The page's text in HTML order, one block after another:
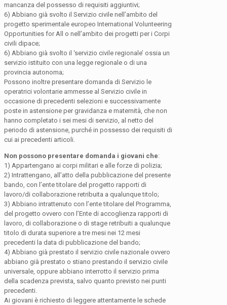
mancanza del possesso di requisiti aggiuntivi;
6) Abbiano già svolto il Servizio civile nell’ambito del
progetto sperimentale europeo International Volunteering
Opportunities for All o nell’ambito dei progetti per i Corpi
civili dipace;
6) Abbiano già svolto il ‘servizio civile regionale’ ossia un
servizio istituito con una legge regionale o di una
provincia autonoma;
Possono inoltre presentare domanda di Servizio le
operatrici volontarie ammesse al Servizio civile in
occasione di precedenti selezioni e successivamente
poste in astensione per gravidanza e maternità, che non
hanno completato i sei mesi di servizio, al netto del
periodo di astensione, purché in possesso dei requisiti di
cui ai precedenti articoli.
Non possono presentare domanda i giovani che:
1) Appartengano ai corpi militari e alle forze di polizia;
2) Intrattengano, all’atto della pubblicazione del presente
bando, con l’ente titolare del progetto rapporti di
lavoro/di collaborazione retribuita a qualunque titolo;
3) Abbiano intrattenuto con l’ente titolare del Programma,
del progetto ovvero con l’Ente di accoglienza rapporti di
lavoro, di collaborazione o di stage retribuiti a qualunque
titolo di durata superiore a tre mesi nei 12 mesi
precedenti la data di pubblicazione del bando;
4) Abbiano già prestato il servizio civile nazionale ovvero
abbiano già prestato o stiano prestando il servizio civile
universale, oppure abbiano interrotto il servizio prima
della scadenza prevista, salvo quanto previsto nei punti
precedenti.
Ai giovani è richiesto di leggere attentamente le schede